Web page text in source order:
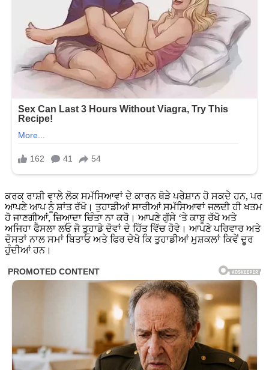
ਕਰਕ ਰਾਸ਼ੀ ਵਾਲੇ ਲੋਕ ਸਮੱਸਿਆਵਾਂ ਦੇ ਕਾਰਨ ਥੋੜੇ ਪਰੇਸ਼ਾਨ ਹੋ ਸਕਦੇ ਹਨ, ਪਰ
ਆਪਣੇ ਆਪ ਨੂੰ ਸ਼ਾਂਤ ਰੱਖੋ। ਤੁਹਾਡੀਆਂ ਸਾਰੀਆਂ ਸਮੱਸਿਆਵਾਂ ਜਲਦੀ ਹੀ ਖਤਮ
ਹੋ ਜਾਣਗੀਆਂ, ਜ਼ਿਆਦਾ ਚਿੰਤਾ ਨਾ ਕਰੋ। ਆਪਣੇ ਗੁੱਸੇ ‘ਤੇ ਕਾਬੂ ਰੱਖੋ ਅਤੇ
ਅਜਿਹਾ ਫੈਸਲਾ ਲਓ ਜੋ ਤੁਹਾਡੇ ਦੋਵਾਂ ਦੇ ਹਿੱਤ ਵਿੱਚ ਹੋਵੇ। ਆਪਣੇ ਪਰਿਵਾਰ ਅਤੇ
ਦੋਸਤਾਂ ਨਾਲ ਸਮਾਂ ਬਿਤਾਓ ਅਤੇ ਫਿਰ ਦੇਖੋ ਕਿ ਤੁਹਾਡੀਆਂ ਮੁਸ਼ਕਲਾਂ ਕਿਵੇਂ ਦੂਰ
ਹੁੰਦੀਆਂ ਹਨ।